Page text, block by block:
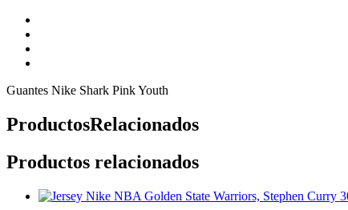
Guantes Nike Shark Pink Youth
ProductosRelacionados
Productos relacionados